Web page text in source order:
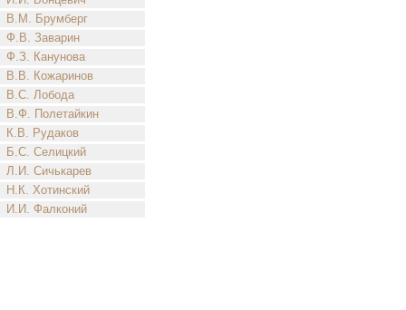
В.М. Брумберг
Ф.В. Заварин
Ф.З. Канунова
В.В. Кожаринов
В.С. Лобода
В.Ф. Полетайкин
К.В. Рудаков
Б.С. Селицкий
Л.И. Сичькарев
Н.К. Хотинский
И.И. Фалконий